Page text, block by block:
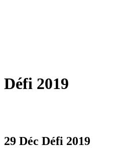
Défi 2019
29 Déc Défi 2019